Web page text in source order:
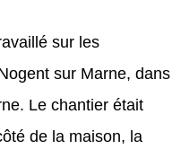
sur les
sur Marne, dans
Le chantier était
de la maison, la